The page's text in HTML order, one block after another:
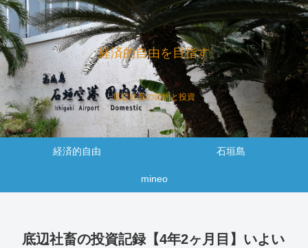
経済的自由を目指す
底辺社畜の節約と投資
経済的自由 石垣島
mineo
底辺社畜の投資記録【4年2ヶ月目】いよい